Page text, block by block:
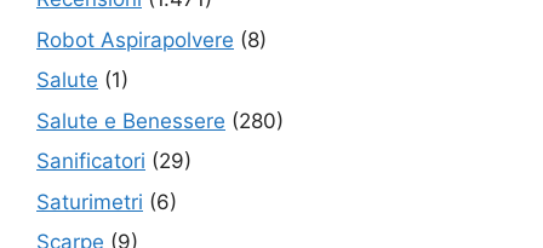
Robot Aspirapolvere (8)
Salute (1)
Salute e Benessere (280)
Sanificatori (29)
Saturimetri (6)
Scarpe (9)